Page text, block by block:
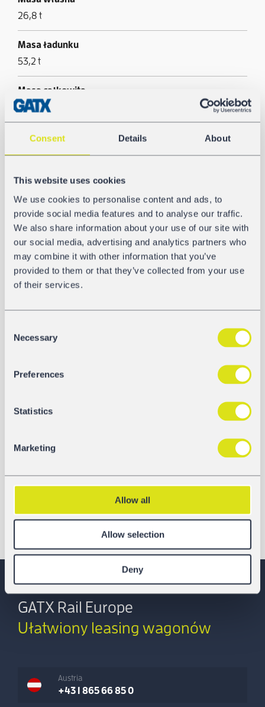
Consent Details About
This website uses cookies
We use cookies to personalise content and ads, to
provide social media features and to analyse our traffic.
We also share information about your use of our site with
our social media, advertising and analytics partners who
may combine it with other information that you’ve
provided to them or that they’ve collected from your use
of their services.
Selection
Necessary
Preferences
Statistics
Marketing
Allow all
Allow selection
Deny
26,8 t
Masa ładunku
53,2 t
Masa całkowita
80,0 t
Długość ze zderzakami
19.040 mm
Materiał zbiornika
Stahl 1.0580
Pneumatyczny rozładunek
Tak
GATX Rail Europe
Ułatwiony leasing wagonów
Austria
+43 1 865 66 85 0